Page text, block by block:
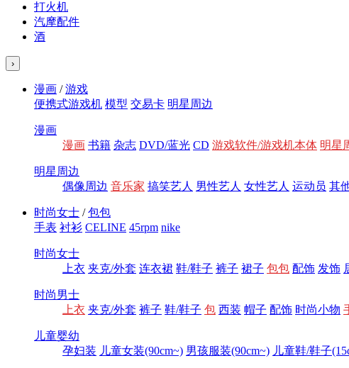
打火机
汽摩配件
酒
›
漫画 / 游戏
便携式游戏机 模型 交易卡 明星周边
漫画
漫画 书籍 杂志 DVD/蓝光 CD 游戏软件/游戏机本体 明星
明星周边
偶像周边 音乐家 搞笑艺人 男性艺人 女性艺人 运动员 其
时尚女士 / 包包
手表 衬衫 CELINE 45rpm nike
时尚女士
上衣 夹克/外套 连衣裙 鞋/鞋子 裤子 裙子 包包 配饰 发饰
时尚男士
上衣 夹克/外套 裤子 鞋/鞋子 包 西装 帽子 配饰 时尚小物
儿童婴幼
孕妇装 儿童女装(90cm~) 男孩服装(90cm~) 儿童鞋/鞋子